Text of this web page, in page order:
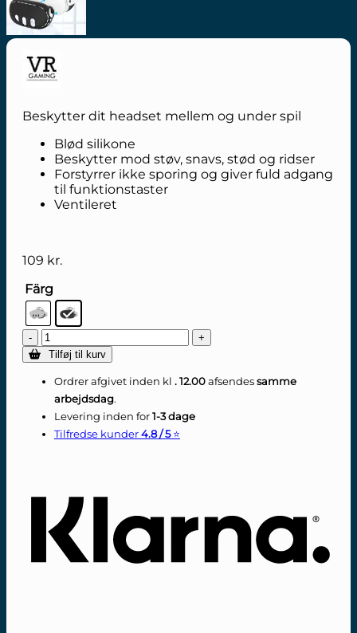
Beskytter dit headset mellem og under spil
Blød silikone
Beskytter mod støv, snavs, stød og ridser
Forstyrrer ikke sporing og giver fuld adgang
til funktionstaster
Ventileret
109 kr.
Färg
Silikoneovertræk
til
Meta
Quest
headset
antal
Tilføj til kurv
Ordrer afgivet inden kl . 12.00 afsendes samme
arbejdsdag.
Levering inden for 1-3 dage
Tilfredse kunder 4.8 / 5⭐